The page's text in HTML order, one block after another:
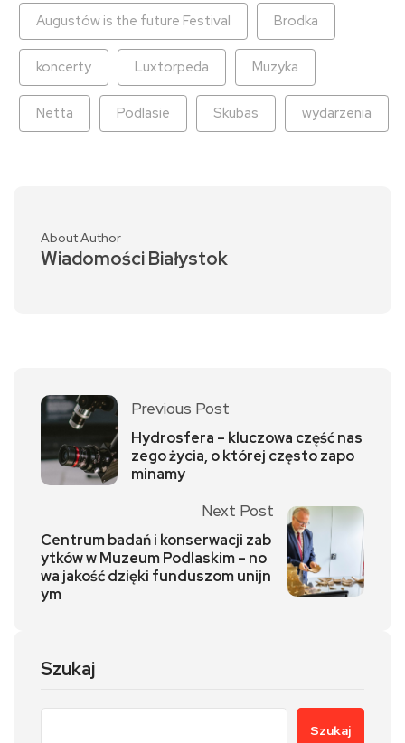
Augustów is the future Festival Brodka
koncerty Luxtorpeda Muzyka
Netta Podlasie Skubas wydarzenia
About Author
Wiadomości Białystok
Previous Post
Hydrosfera – kluczowa część nas
zego życia, o której często zapo
minamy
Next Post
Centrum badań i konserwacji zab
ytków w Muzeum Podlaskim – no
wa jakość dzięki funduszom unijn
ym
Szukaj
Szukaj